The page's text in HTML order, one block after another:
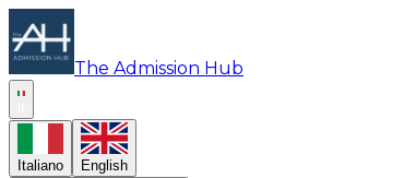
The Admission Hub
Italiano English